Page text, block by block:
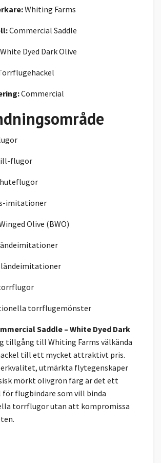
Whiting Farms
Commercial Saddle
White Dyed Dark Olive
Commercial
flugor
imitationer
Olive (BWO)
torrflugemönster
Saddle – White Dyed Dark
tillgång till Whiting Farms välkända
till ett mycket attraktivt pris.
utmärkta flytegenskaper
mörkt olivgrön färg är det ett
flugbindare som vill binda
torrflugor utan att kompromissa